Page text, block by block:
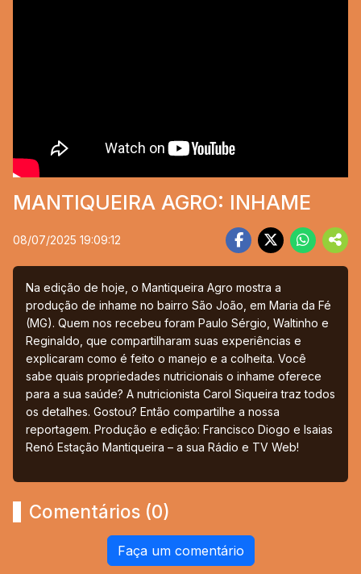
MANTIQUEIRA AGRO: INHAME
08/07/2025 19:09:12
Na edição de hoje, o Mantiqueira Agro mostra a
produção de inhame no bairro São João, em Maria da Fé
(MG). Quem nos recebeu foram Paulo Sérgio, Waltinho e
Reginaldo, que compartilharam suas experiências e
explicaram como é feito o manejo e a colheita. Você
sabe quais propriedades nutricionais o inhame oferece
para a sua saúde? A nutricionista Carol Siqueira traz todos
os detalhes. Gostou? Então compartilhe a nossa
reportagem. Produção e edição: Francisco Diogo e Isaias
Renó Estação Mantiqueira – a sua Rádio e TV Web!
Comentários (0)
Faça um comentário